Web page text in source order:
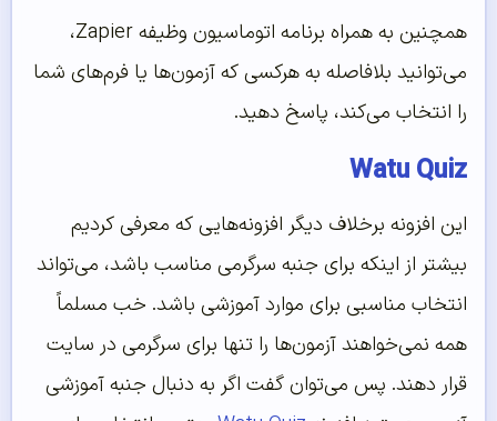
همچنین به همراه برنامه اتوماسیون وظیفه Zapier،
می‌توانید بلافاصله به هرکسی که آزمون‌ها یا فرم‌های شما
را انتخاب می‌کند، پاسخ دهید.
Watu Quiz
این افزونه برخلاف دیگر افزونه‌هایی که معرفی کردیم
بیشتر از اینکه برای جنبه سرگرمی مناسب باشد، می‌تواند
انتخاب مناسبی برای موارد آموزشی باشد. خب مسلماً
همه نمی‌خواهند آزمون‌ها را تنها برای سرگرمی در سایت
قرار دهند. پس می‌توان گفت اگر به دنبال جنبه آموزشی